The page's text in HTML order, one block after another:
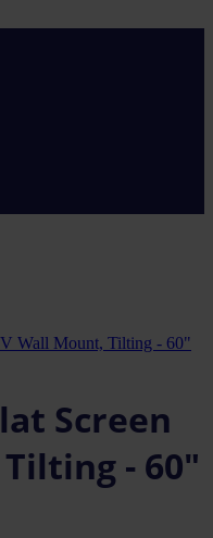
Wall Mount, Tilting - 60"
Screen
- 60"